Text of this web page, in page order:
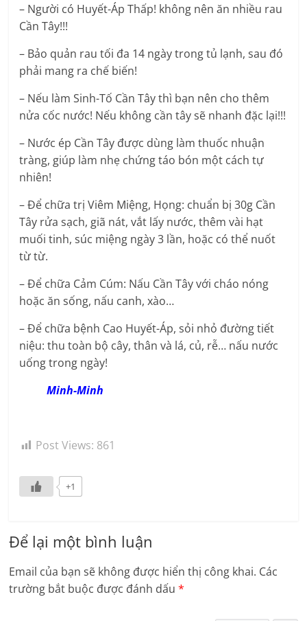
– Người có Huyết-Áp Thấp! không nên ăn nhiều rau
Cần Tây!!!
– Bảo quản rau tối đa 14 ngày trong tủ lạnh, sau đó
phải mang ra chế biến!
– Nếu làm Sinh-Tố Cần Tây thì bạn nên cho thêm
nửa cốc nước! Nếu không cần tây sẽ nhanh đặc lại!!!
– Nước ép Cần Tây được dùng làm thuốc nhuận
tràng, giúp làm nhẹ chứng táo bón một cách tự
nhiên!
– Để chữa trị Viêm Miệng, Họng: chuẩn bị 30g Cần
Tây rửa sạch, giã nát, vắt lấy nước, thêm vài hạt
muối tinh, súc miệng ngày 3 lần, hoặc có thể nuốt
từ từ.
– Để chữa Cảm Cúm: Nấu Cần Tây với cháo nóng
hoặc ăn sống, nấu canh, xào…
– Để chữa bệnh Cao Huyết-Áp, sỏi nhỏ đường tiết
niệu: thu toàn bộ cây, thân và lá, củ, rễ… nấu nước
uống trong ngày!
Minh-Minh
Post Views: 861
+1
Để lại một bình luận
Email của bạn sẽ không được hiển thị công khai. Các
trường bắt buộc được đánh dấu*